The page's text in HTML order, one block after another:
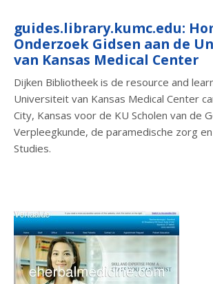
guides.library.kumc.edu:
Onderzoek Gidsen aan de
van Kansas Medical Center
Dijken Bibliotheek is de resource and
Universiteit van Kansas Medical Center
City, Kansas voor de KU Scholen van de
Verpleegkunde, de paramedische zorg
Studies.